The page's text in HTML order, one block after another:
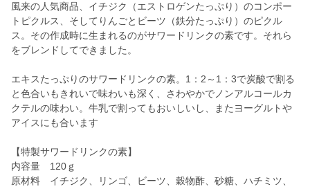
風来の人気商品、イチジク（エストロゲンたっぷり）のコンポー
トピクルス、そしてりんごとビーツ（鉄分たっぷり）のピクル
ス。その作成時に生まれるのがサワードリンクの素です。それら
をブレンドしてできました。
エキスたっぷりのサワードリンクの素。1：2～1：3で炭酸で割る
と色合いもきれいで味わいも深く、さわやかでノンアルコールカ
クテルの味わい。牛乳で割ってもおいしいし、またヨーグルトや
アイスにも合います
【特製サワードリンクの素】
内容量 120ｇ
原材料 イチジク、リンゴ、ビーツ、穀物酢、砂糖、ハチミツ、